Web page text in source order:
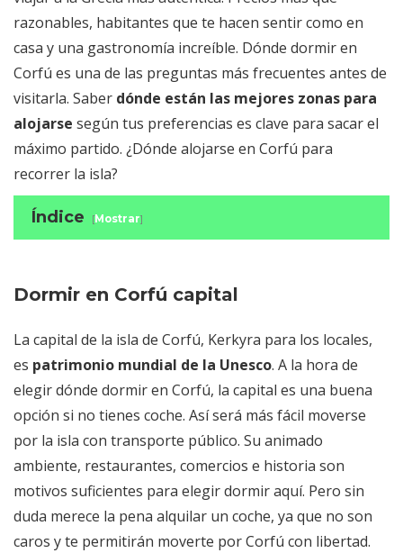
razonables, habitantes que te hacen sentir como en
casa y una gastronomía increíble. Dónde dormir en
Corfú es una de las preguntas más frecuentes antes de
visitarla. Saber dónde están las mejores zonas para
alojarse según tus preferencias es clave para sacar el
máximo partido. ¿Dónde alojarse en Corfú para
recorrer la isla?
Índice [Mostrar]
Dormir en Corfú capital
Paleokastritsa y Sidari, centros turísticos
Agios Georgios, kilómetros de azul
cristalino
Kavos, zona para dormir en Corfú a evitar
Dónde dormir en Corfú: mi
recomendación
Consejos de alojamiento en Corfú y mapa
Dormir en Corfú capital
La capital de la isla de Corfú, Kerkyra para los locales,
es patrimonio mundial de la Unesco. A la hora de
elegir dónde dormir en Corfú, la capital es una buena
opción si no tienes coche. Así será más fácil moverse
por la isla con transporte público. Su animado
ambiente, restaurantes, comercios e historia son
motivos suficientes para elegir dormir aquí. Pero sin
duda merece la pena alquilar un coche, ya que no son
caros y te permitirán moverte por Corfú con libertad.